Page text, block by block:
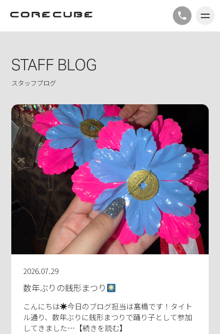
STAFF BLOG
スタッフブログ
2026.07.29
数年ぶりの銭形まつり
こんにちは☀今日のブログ担当は髙橋です！タイト
ル通り、数年ぶりに銭形まつりで踊り子として参加
してきました…【続きを読む】